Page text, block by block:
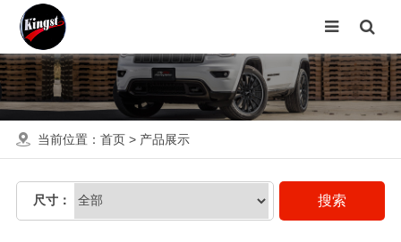
当前位置： 首页> 产品展示
尺寸：